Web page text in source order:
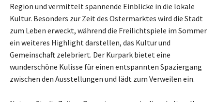
Region und vermittelt spannende Einblicke in die lokale
Kultur. Besonders zur Zeit des Ostermarktes wird die Stadt
zum Leben erweckt, während die Freilichtspiele im Sommer
ein weiteres Highlight darstellen, das Kultur und
Gemeinschaft zelebriert. Der Kurpark bietet eine
wunderschöne Kulisse für einen entspannten Spaziergang
zwischen den Ausstellungen und lädt zum Verweilen ein.